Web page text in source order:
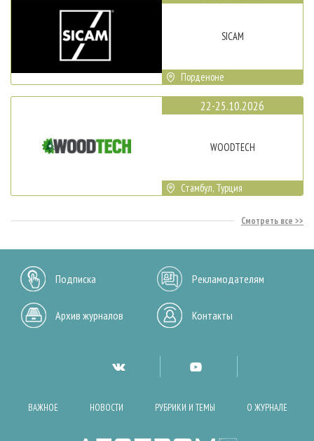
SICAM
Порденоне
22-25.10.2026
WOODTECH
Стамбул, Турция
Смотреть все
Подписка Рекламодателям
Архив журналов Контакты
ВАЖНОЕ НОВОСТИ РУБРИКИ И ТЕМЫ О ЖУРНАЛЕ